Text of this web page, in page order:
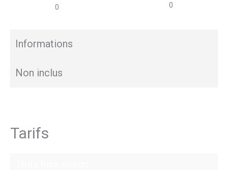
0 0
Informations
Non inclus
Tarifs